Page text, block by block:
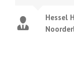
Hessel